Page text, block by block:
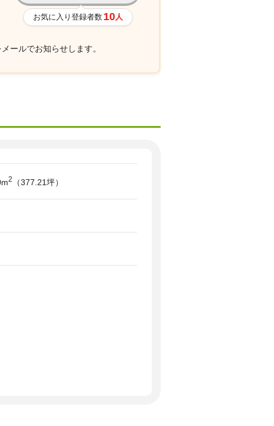
お気に入り登録者数 10人
ールでお知らせします。
2 （377.21坪）